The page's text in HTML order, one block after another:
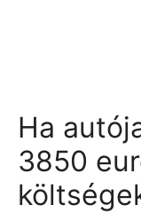
Ha
3850